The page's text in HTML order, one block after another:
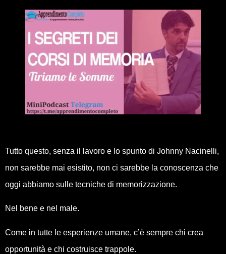
Tutto questo, senza il lavoro e lo spunto di Johnny Nacinelli,
non sarebbe mai esistito, non ci sarebbe la conoscenza che
oggi abbiamo sulle tecniche di memorizzazione.
Nel bene e nel male.
Come in tutte le esperienze umane, c’è sempre chi crea
opportunità e chi costruisce trappole.